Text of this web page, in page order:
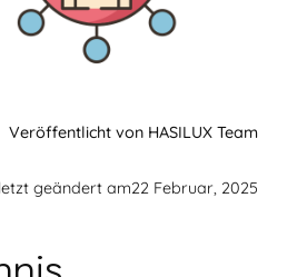
Veröffentlicht von HASILUX Team
geändert am22 Februar, 2025